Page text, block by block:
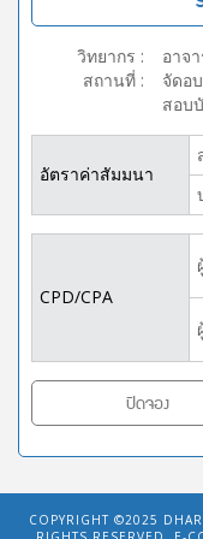
วิทยากร :
อาจ
สถานที่ :
จัดอ
สอบ
อัตราค่าสัมมนา
CPD/CPA
ปิดจอง
COPYRIGHT ©2025